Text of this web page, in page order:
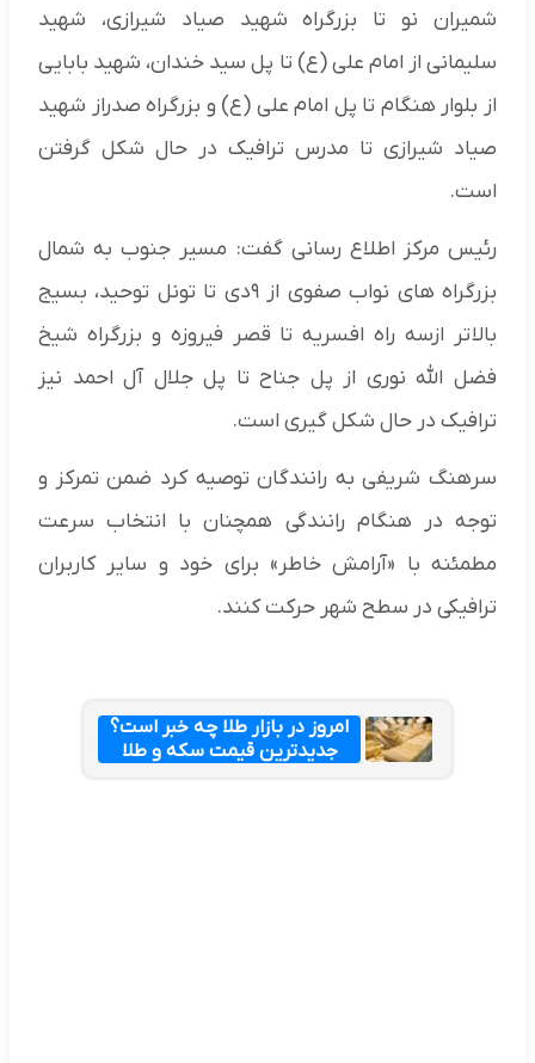
شمیران نو تا بزرگراه شهید صیاد شیرازی، شهید
سلیمانی از امام علی (ع) تا پل سید خندان، شهید بابایی
از بلوار هنگام تا پل امام علی (ع) و بزرگراه صدراز شهید
صیاد شیرازی تا مدرس ترافیک در حال شکل گرفتن
است.
رئیس مرکز اطلاع رسانی گفت: مسیر جنوب به شمال
بزرگراه های نواب صفوی از ۹دی تا تونل توحید، بسیج
بالاتر ازسه راه افسریه تا قصر فیروزه و بزرگراه شیخ
فضل الله نوری از پل جناح تا پل جلال آل احمد نیز
ترافیک در حال شکل گیری است.
سرهنگ شریفی به رانندگان توصیه کرد ضمن تمرکز و
توجه در هنگام رانندگی همچنان با انتخاب سرعت
مطمئنه با «آرامش خاطر» برای خود و سایر کاربران
ترافیکی در سطح شهر حرکت کنند.
امروز در بازار طلا چه خبر است؟
جدیدترین قیمت سکه و طلا